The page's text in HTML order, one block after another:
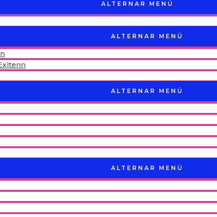
ALTERNAR MENÚ
ALTERNAR MENÚ
ALTERNAR MENÚ
ALTERNAR MENÚ